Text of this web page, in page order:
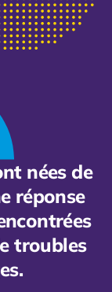
nées de
réponse
troubles